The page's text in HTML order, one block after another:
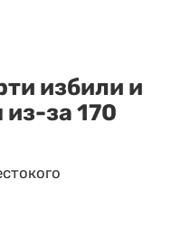
избили и
за 170